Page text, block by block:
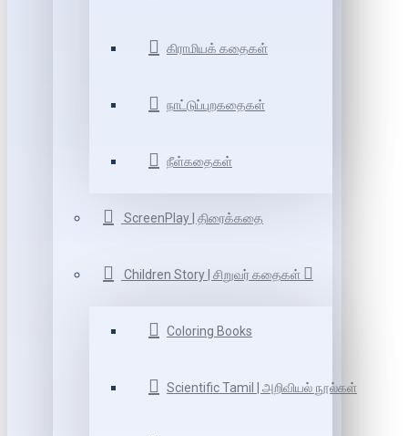
கிராமியக் கதைகள்
நாட்டுப்புறகதைகள்
நீள்கதைகள்
ScreenPlay | திரைக்கதை
Children Story | சிறுவர் கதைகள்
Coloring Books
Scientific Tamil | அறிவியல் நூல்கள்